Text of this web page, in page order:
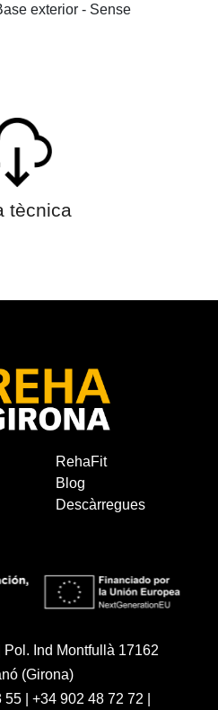
exterior - Sense
tècnica
RehaFit
Blog
Descàrregues
Ind Montfullà 17162
(Girona)
55| +34 902 48 72 72